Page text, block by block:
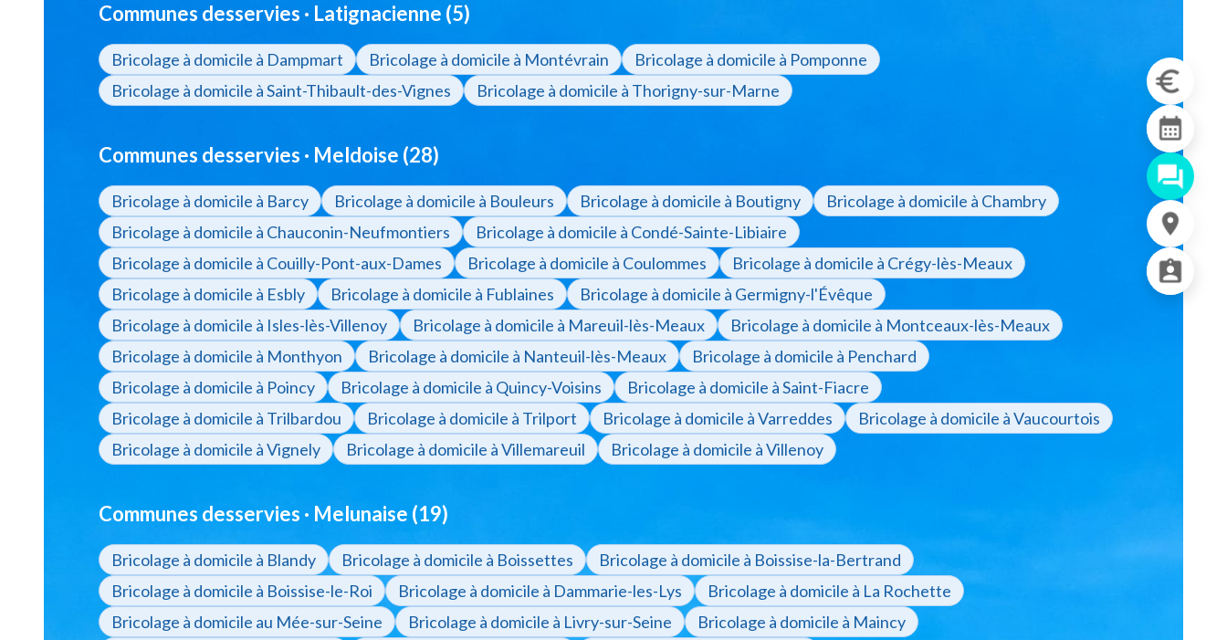
Communes desservies · Latignacienne (5)
Bricolage à domicile à Dampmart Bricolage à domicile à Montévrain
Bricolage à domicile à Pomponne
Bricolage à domicile à Saint-Thibault-des-Vignes
Bricolage à domicile à Thorigny-sur-Marne
Communes desservies · Meldoise (28)
Bricolage à domicile à Barcy Bricolage à domicile à Bouleurs Bricolage à domicile à Boutigny
Bricolage à domicile à Chambry
Bricolage à domicile à Chauconin-Neufmontiers
Bricolage à domicile à Condé-Sainte-Libiaire
Bricolage à domicile à Couilly-Pont-aux-Dames
Bricolage à domicile à Coulommes
Bricolage à domicile à Crégy-lès-Meaux
Bricolage à domicile à Esbly
Bricolage à domicile à Fublaines
Bricolage à domicile à Germigny-l'Évêque
Bricolage à domicile à Isles-lès-Villenoy
Bricolage à domicile à Mareuil-lès-Meaux
Bricolage à domicile à Montceaux-lès-Meaux
Bricolage à domicile à Monthyon
Bricolage à domicile à Nanteuil-lès-Meaux
Bricolage à domicile à Penchard
Bricolage à domicile à Poincy
Bricolage à domicile à Quincy-Voisins
Bricolage à domicile à Saint-Fiacre
Bricolage à domicile à Trilbardou
Bricolage à domicile à Trilport Bricolage à domicile à Varreddes
Bricolage à domicile à Vaucourtois
Bricolage à domicile à Vignely
Bricolage à domicile à Villemareuil Bricolage à domicile à Villenoy
Communes desservies · Melunaise (19)
Bricolage à domicile à Blandy Bricolage à domicile à Boissettes
Bricolage à domicile à Boissise-la-Bertrand
Bricolage à domicile à Boissise-le-Roi
Bricolage à domicile à Dammarie-les-Lys
Bricolage à domicile à La Rochette
Bricolage à domicile au Mée-sur-Seine
Bricolage à domicile à Livry-sur-Seine
Bricolage à domicile à Maincy